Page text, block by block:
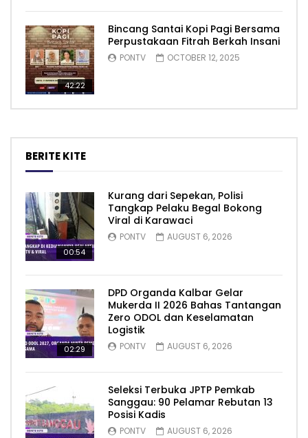
42:22
Bincang Santai Kopi Pagi Bersama
Perpustakaan Fitrah Berkah Insani
PONTV OCTOBER 12, 2025
BERITE KITE
00:54
Kurang dari Sepekan, Polisi
Tangkap Pelaku Begal Bokong
Viral di Karawaci
PONTV AUGUST 6, 2026
02:29
DPD Organda Kalbar Gelar
Mukerda II 2026 Bahas Tantangan
Zero ODOL dan Keselamatan
Logistik
PONTV AUGUST 6, 2026
Seleksi Terbuka JPTP Pemkab
Sanggau: 90 Pelamar Rebutan 13
Posisi Kadis
PONTV AUGUST 6, 2026